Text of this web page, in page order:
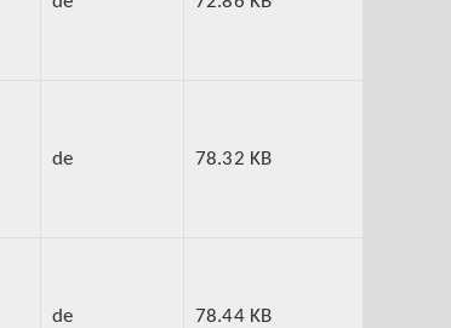
de 78.32 KB
de 78.44 KB